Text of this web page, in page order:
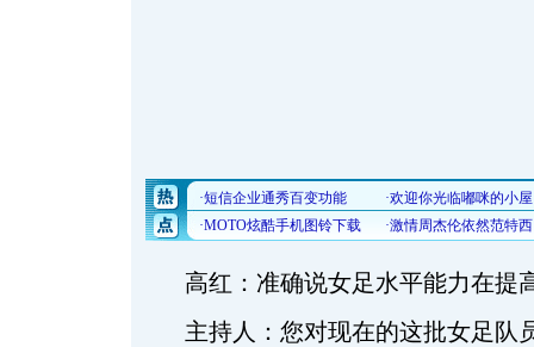
高红：准确说女足水平能力在提
主持人：您对现在的这批女足队